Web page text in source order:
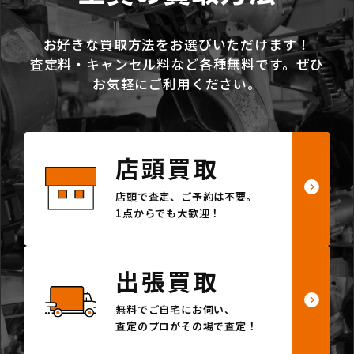
お好きな買取方法をお選びいただけます！
査定料・キャンセル料など各種無料です。ぜひ
お気軽にご利用ください。
店頭買取
店頭で査定、ご予約は不要。
1点からでも大歓迎！
出張買取
無料でご自宅にお伺い、
査定のプロがその場で査定！